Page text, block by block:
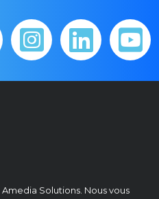
Amedia Solutions. Nous vous